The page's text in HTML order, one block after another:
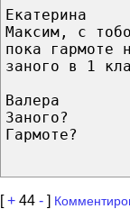
Екатерина
Максим, с
пока гармоте
заного в 1
Валера
Заного?
Гармоте?
[+ 44 - ]